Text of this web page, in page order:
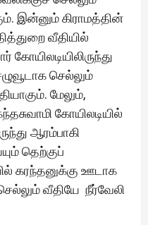
இன்னும் கிராமத்தின்
வீதியில்
செல்லும்
மேலும்,
கோயிலடியில்
ஆரம்பாகி
தெற்குப்
கரந்தனுக்கு ஊடாக
வீதியே நீர்வேலி